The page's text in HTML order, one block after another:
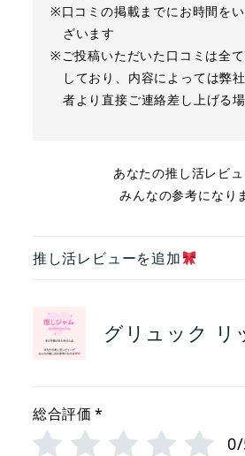
※口コミの掲載までにお時間を
ざいます
※ご投稿いただいた口コミは全
しており、内容によっては弊
者より直接ご連絡差し上げる
あなたの推し活レビュ
みんなの参考になり
推し活レビューを追加
グリュック リ
総合評価 *